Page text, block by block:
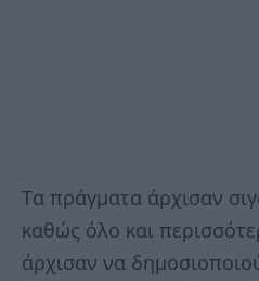
Τα πράγματα άρχισαν
καθώς όλο και
άρχισαν να